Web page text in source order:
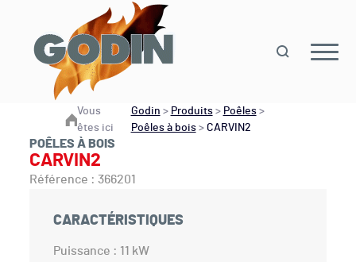
Vous
êtes ici
Godin > Produits> Poêles>
Poêles à bois> CARVIN2
POÊLES À BOIS
CARVIN2
Référence : 366201
CARACTÉRISTIQUES
Puissance : 11 kW